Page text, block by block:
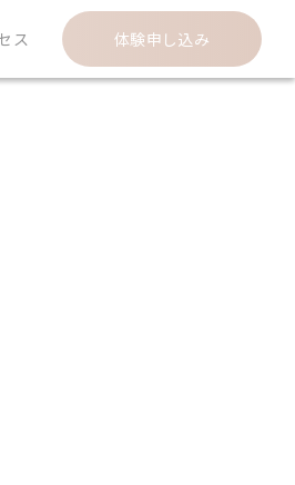
ス 体験申し込み